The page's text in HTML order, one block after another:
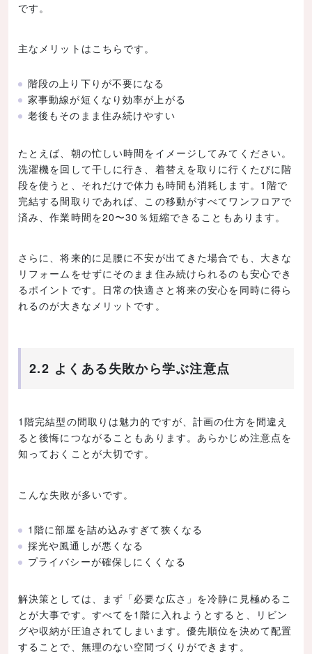
です。
主なメリットはこちらです。
階段の上り下りが不要になる
家事動線が短くなり効率が上がる
老後もそのまま住み続けやすい
たとえば、朝の忙しい時間をイメージしてみてください。
洗濯機を回して干しに行き、着替えを取りに行くたびに階
段を使うと、それだけで体力も時間も消耗します。1階で
完結する間取りであれば、この移動がすべてワンフロアで
済み、作業時間を20〜30％短縮できることもあります。
さらに、将来的に足腰に不安が出てきた場合でも、大きな
リフォームをせずにそのまま住み続けられるのも安心でき
るポイントです。日常の快適さと将来の安心を同時に得ら
れるのが大きなメリットです。
2.2 よくある失敗から学ぶ注意点
1階完結型の間取りは魅力的ですが、計画の仕方を間違え
ると後悔につながることもあります。あらかじめ注意点を
知っておくことが大切です。
こんな失敗が多いです。
1階に部屋を詰め込みすぎて狭くなる
採光や風通しが悪くなる
プライバシーが確保しにくくなる
解決策としては、まず「必要な広さ」を冷静に見極めるこ
とが大事です。すべてを1階に入れようとすると、リビン
グや収納が圧迫されてしまいます。優先順位を決めて配置
することで、無理のない空間づくりができます。